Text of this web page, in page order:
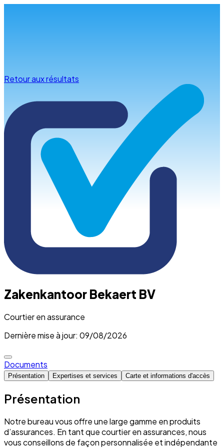
Retour aux résultats
Zakenkantoor Bekaert BV
Courtier en assurance
Dernière mise à jour: 09/08/2026
Documents
Présentation Expertises et services Carte et informations d'accès
Présentation
Notre bureau vous offre une large gamme en produits
d’assurances. En tant que courtier en assurances, nous
vous conseillons de façon personnalisée et indépendante